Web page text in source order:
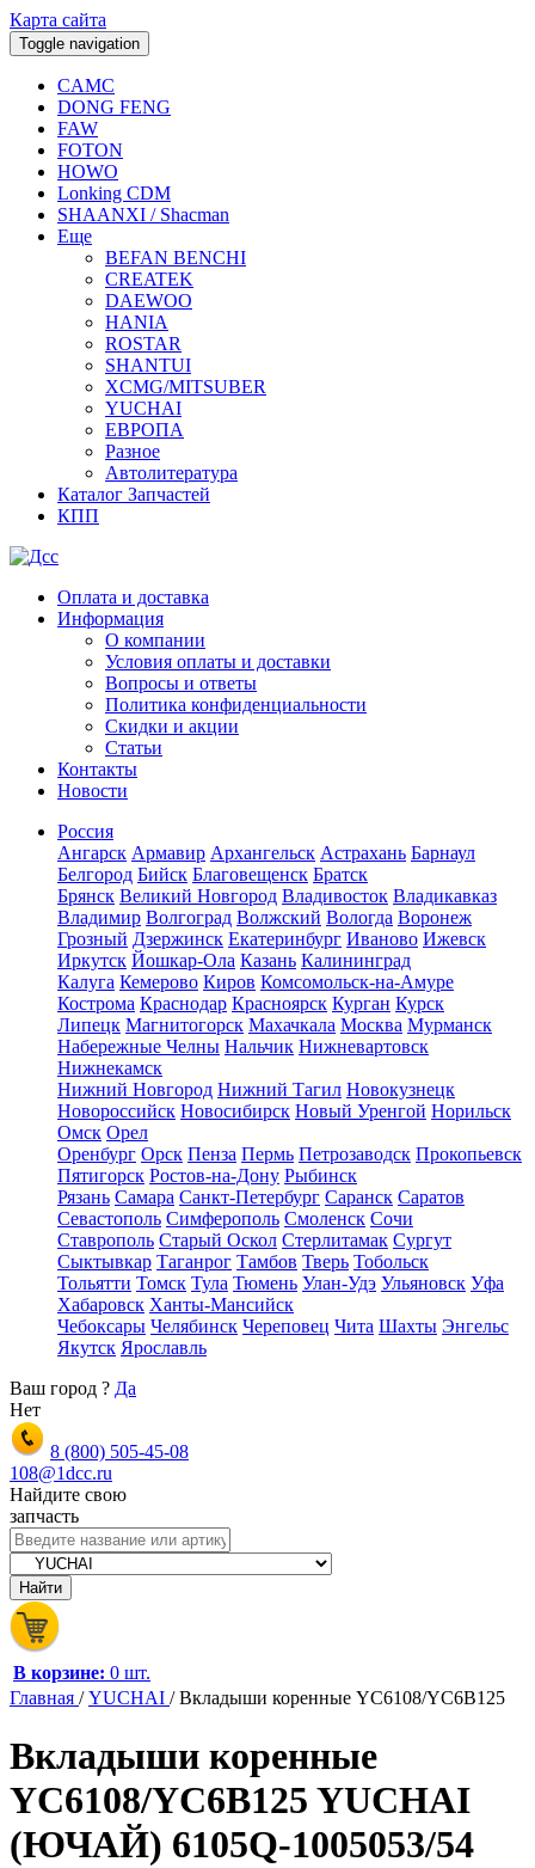
Карта сайта
Toggle navigation
CAMC
DONG FENG
FAW
FOTON
HOWO
Lonking CDM
SHAANXI / Shacman
Еще
BEFAN BENCHI
CREATEK
DAEWOO
HANIA
ROSTAR
SHANTUI
XCMG/MITSUBER
YUCHAI
ЕВРОПА
Разное
Aвтолитература
Каталог Запчастей
КПП
Оплата и доставка
Информация
О компании
Условия оплаты и доставки
Вопросы и ответы
Политика конфиденциальности
Скидки и акции
Статьи
Контакты
Новости
Россия
Ангарск Армавир Архангельск Астрахань Барнаул
Белгород Бийск Благовещенск Братск
Брянск Великий Новгород Владивосток Владикавказ
Владимир Волгоград Волжский Вологда Воронеж
Грозный Дзержинск Екатеринбург Иваново Ижевск
Иркутск Йошкар-Ола Казань Калининград
Калуга Кемерово Киров Комсомольск-на-Амуре
Кострома Краснодар Красноярск Курган Курск
Липецк Магнитогорск Махачкала Москва Мурманск
Набережные Челны Нальчик Нижневартовск
Нижнекамск
Нижний Новгород Нижний Тагил Новокузнецк
Новороссийск Новосибирск Новый Уренгой Норильск
Омск Орел
Оренбург Орск Пенза Пермь Петрозаводск Прокопьевск
Пятигорск Ростов-на-Дону Рыбинск
Рязань Самара Санкт-Петербург Саранск Саратов
Севастополь Симферополь Смоленск Сочи
Ставрополь Старый Оскол Стерлитамак Сургут
Сыктывкар Таганрог Тамбов Тверь Тобольск
Тольятти Томск Тула Тюмень Улан-Удэ Ульяновск Уфа
Хабаровск Ханты-Мансийск
Чебоксары Челябинск Череповец Чита Шахты Энгельс
Якутск Ярославль
Ваш город ? Да
Нет
8 (800) 505-45-08
108@1dcc.ru
Найдите свою
запчасть
В корзине: 0 шт.
Главная /YUCHAI /Вкладыши коренные YC6108/YC6B125
Вкладыши коренные
YC6108/YC6B125 YUCHAI
(ЮЧАЙ) 6105Q-1005053/54